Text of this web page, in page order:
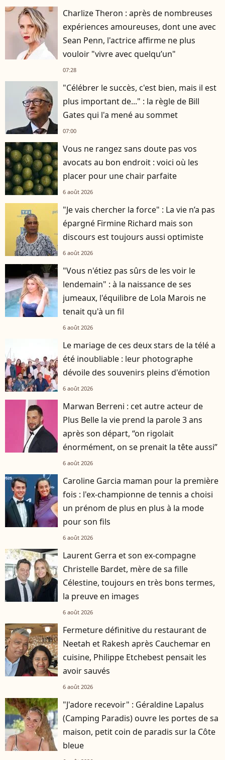
Charlize Theron : après de nombreuses
expériences amoureuses, dont une avec
Sean Penn, l'actrice affirme ne plus
vouloir "vivre avec quelqu’un"
07:28
"Célébrer le succès, c'est bien, mais il est
plus important de..." : la règle de Bill
Gates qui l'a mené au sommet
07:00
Vous ne rangez sans doute pas vos
avocats au bon endroit : voici où les
placer pour une chair parfaite
6 août 2026
"Je vais chercher la force" : La vie n’a pas
épargné Firmine Richard mais son
discours est toujours aussi optimiste
6 août 2026
"Vous n'étiez pas sûrs de les voir le
lendemain" : à la naissance de ses
jumeaux, l'équilibre de Lola Marois ne
tenait qu'à un fil
6 août 2026
Le mariage de ces deux stars de la télé a
été inoubliable : leur photographe
dévoile des souvenirs pleins d'émotion
6 août 2026
Marwan Berreni : cet autre acteur de
Plus Belle la vie prend la parole 3 ans
après son départ, “on rigolait
énormément, on se prenait la tête aussi”
6 août 2026
Caroline Garcia maman pour la première
fois : l'ex-championne de tennis a choisi
un prénom de plus en plus à la mode
pour son fils
6 août 2026
Laurent Gerra et son ex-compagne
Christelle Bardet, mère de sa fille
Célestine, toujours en très bons termes,
la preuve en images
6 août 2026
Fermeture définitive du restaurant de
Neetah et Rakesh après Cauchemar en
cuisine, Philippe Etchebest pensait les
avoir sauvés
6 août 2026
"J'adore recevoir" : Géraldine Lapalus
(Camping Paradis) ouvre les portes de sa
maison, petit coin de paradis sur la Côte
bleue